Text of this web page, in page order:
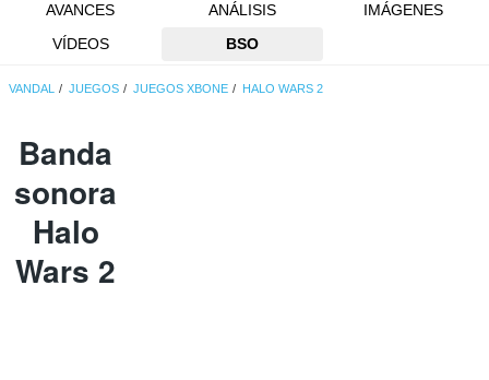
AVANCES
ANÁLISIS
IMÁGENES
VÍDEOS
BSO
VANDAL JUEGOS JUEGOS XBONE HALO WARS 2
Banda
sonora
Halo
Wars 2